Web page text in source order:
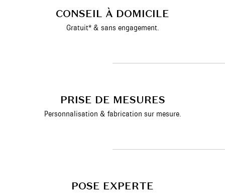
CONSEIL À DOMICILE
Gratuit* & sans engagement.
PRISE DE MESURES
Personnalisation & fabrication sur mesure.
POSE EXPERTE